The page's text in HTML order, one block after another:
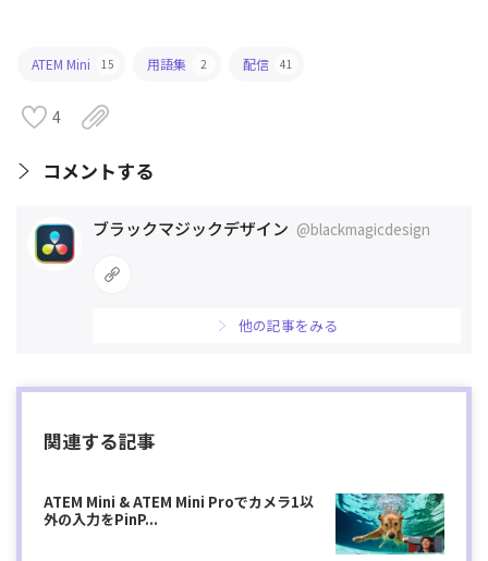
ATEM Mini 15 用語集 2 配信 41
4
コメントする
ブラックマジックデザイン @blackmagicdesign
他の記事をみる
関連する記事
ATEM Mini & ATEM Mini Proでカメラ1以
外の入力をPinP...